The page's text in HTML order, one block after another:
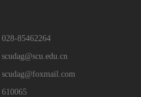
85462264